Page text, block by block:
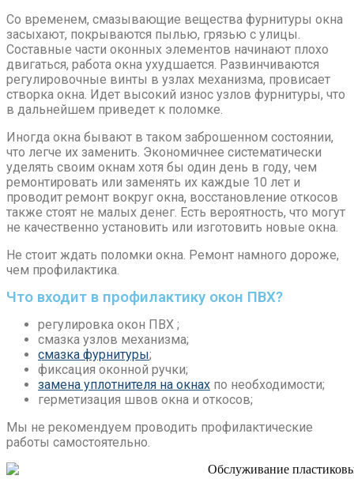
Со временем, смазывающие вещества фурнитуры окна
засыхают, покрываются пылью, грязью с улицы.
Составные части оконных элементов начинают плохо
двигаться, работа окна ухудшается. Развинчиваются
регулировочные винты в узлах механизма, провисает
створка окна. Идет высокий износ узлов фурнитуры, что
в дальнейшем приведет к поломке.
Иногда окна бывают в таком заброшенном состоянии,
что легче их заменить. Экономичнее систематически
уделять своим окнам хотя бы один день в году, чем
ремонтировать или заменять их каждые 10 лет и
проводит ремонт вокруг окна, восстановление откосов
также стоят не малых денег. Есть вероятность, что могут
не качественно установить или изготовить новые окна.
Не стоит ждать поломки окна. Ремонт намного дороже,
чем профилактика.
Что входит в профилактику окон ПВХ?
регулировка окон ПВХ ;
смазка узлов механизма;
смазка фурнитуры;
фиксация оконной ручки;
замена уплотнителя на окнах по необходимости;
герметизация швов окна и откосов;
Мы не рекомендуем проводить профилактические
работы самостоятельно.